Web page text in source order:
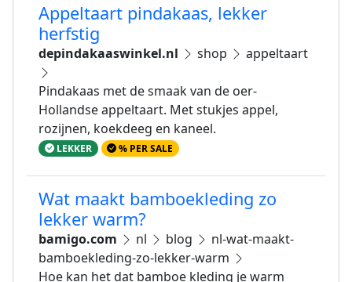
Appeltaart pindakaas, lekker
herfstig
depindakaaswinkel.nl shop appeltaart
Pindakaas met de smaak van de oer-
Hollandse appeltaart. Met stukjes appel,
rozijnen, koekdeeg en kaneel.
LEKKER % PER SALE
Wat maakt bamboekleding zo
lekker warm?
bamigo.com nl blog
nl-wat-maakt-
bamboekleding-zo-lekker-warm
Hoe kan het dat bamboe kleding je warm